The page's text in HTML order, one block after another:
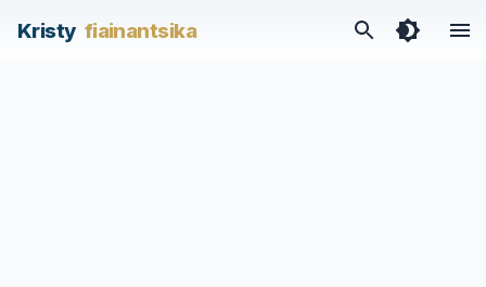
Kristy fiainantsika